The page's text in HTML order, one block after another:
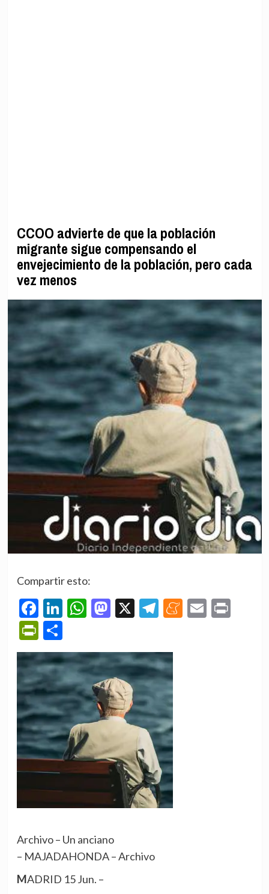
CCOO advierte de que la población
migrante sigue compensando el
envejecimiento de la población, pero cada
vez menos
Compartir esto:
Facebook
LinkedIn
WhatsApp
Mastodon
X Telegram
Meneame
Email
PrintFriendly
Compartir
Archivo – Un anciano
– MAJADAHONDA – Archivo
MADRID 15 Jun. –